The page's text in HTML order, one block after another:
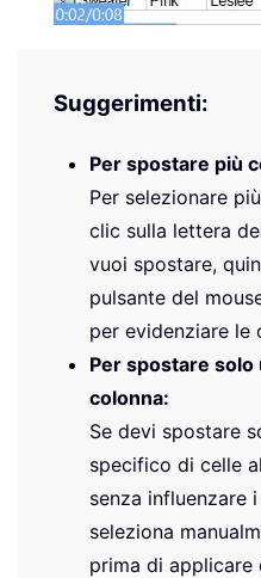
Suggerimenti:
Per spostare più
Per selezionare
clic sulla lettera
vuoi spostare,
pulsante del
per evidenziare le
Per spostare solo
colonna:
Se devi spostare
specifico di celle
senza influenzare
seleziona
prima di applicare